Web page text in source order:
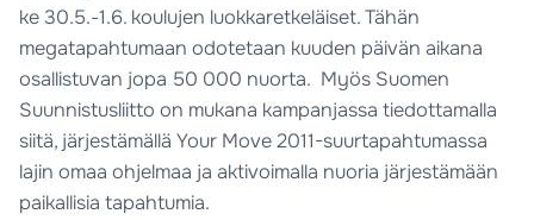
ke 30.5.-1.6. koulujen luokkaretkeläiset. Tähän
megatapahtumaan odotetaan kuuden päivän aikana
osallistuvan jopa 50 000 nuorta. Myös Suomen
Suunnistusliitto on mukana kampanjassa tiedottamalla
siitä, järjestämällä Your Move 2011-suurtapahtumassa
lajin omaa ohjelmaa ja aktivoimalla nuoria järjestämään
paikallisia tapahtumia.